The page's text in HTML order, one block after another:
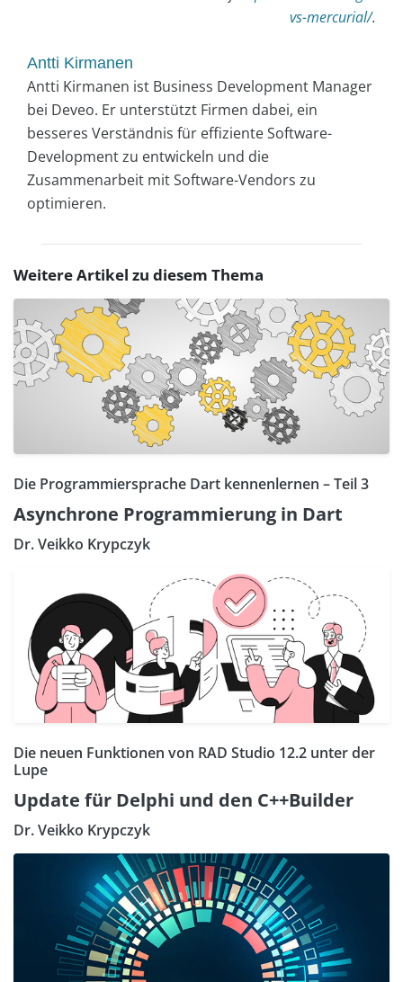
vs-mercurial/.
Antti Kirmanen
Antti Kirmanen ist Business Development Manager
bei Deveo. Er unterstützt Firmen dabei, ein
besseres Verständnis für effiziente Software-
Development zu entwickeln und die
Zusammenarbeit mit Software-Vendors zu
optimieren.
Weitere Artikel zu diesem Thema
Die Programmiersprache Dart kennenlernen – Teil 3
Asynchrone Programmierung in Dart
Dr. Veikko Krypczyk
Die neuen Funktionen von RAD Studio 12.2 unter der
Lupe
Update für Delphi und den C++Builder
Dr. Veikko Krypczyk